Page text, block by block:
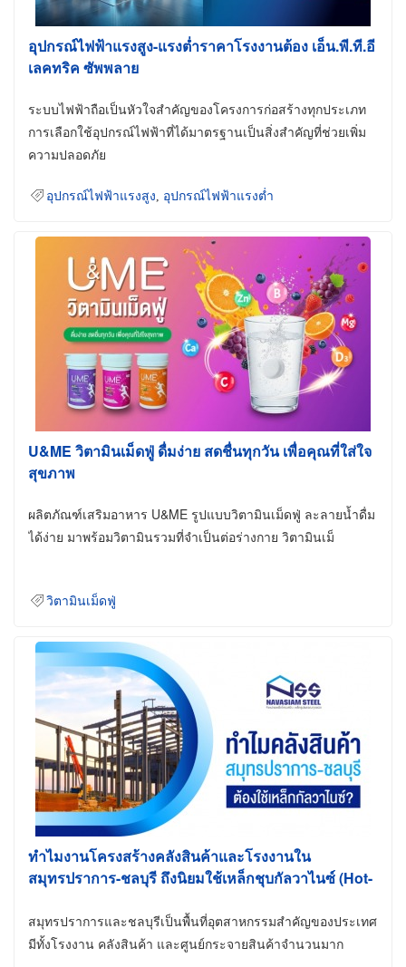
อุปกรณ์ไฟฟ้าแรงสูง-แรงต่ำราคาโรงงานต้อง เอ็น.พี.ที.อี
เลคทริค ซัพพลาย
ระบบไฟฟ้าถือเป็นหัวใจสำคัญของโครงการก่อสร้างทุกประเภท
การเลือกใช้อุปกรณ์ไฟฟ้าที่ได้มาตรฐานเป็นสิ่งสำคัญที่ช่วยเพิ่ม
ความปลอดภัย
อุปกรณ์ไฟฟ้าแรงสูง อุปกรณ์ไฟฟ้าแรงต่ำ
U&ME วิตามินเม็ดฟู่ ดื่มง่าย สดชื่นทุกวัน เพื่อคุณที่ใส่ใจ
สุขภาพ
ผลิตภัณฑ์เสริมอาหาร U&ME รูปแบบวิตามินเม็ดฟู่ ละลายน้ำดื่ม
ได้ง่าย มาพร้อมวิตามินรวมที่จำเป็นต่อร่างกาย วิตามินเม็
วิตามินเม็ดฟู่
ทำไมงานโครงสร้างคลังสินค้าและโรงงานใน
สมุทรปราการ-ชลบุรี ถึงนิยมใช้เหล็กชุบกัลวาไนซ์ (Hot-
สมุทรปราการและชลบุรีเป็นพื้นที่อุตสาหกรรมสำคัญของประเทศ
มีทั้งโรงงาน คลังสินค้า และศูนย์กระจายสินค้าจำนวนมาก